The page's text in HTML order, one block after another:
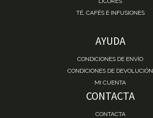
TÉ, CAFÉS E INFUSIONES
AYUDA
CONDICIONES DE ENVÍO
CONDICIONES DE DEVOLUCIÓN
MI CUENTA
CONTACTA
CONTACTA